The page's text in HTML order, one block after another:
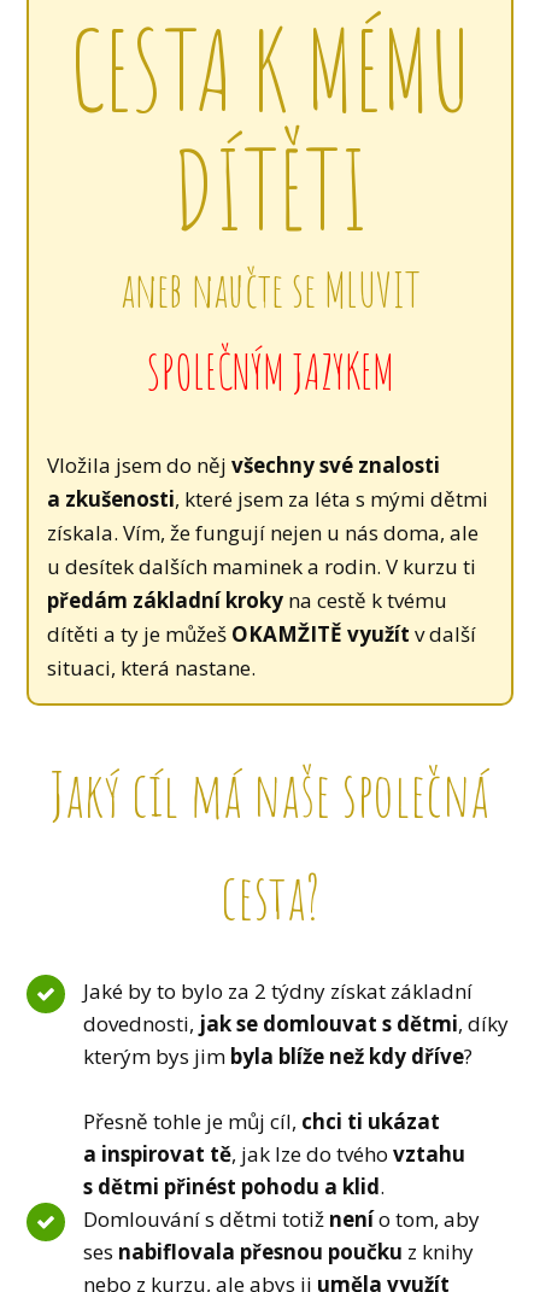
CESTA K MÉMU
DÍTĚTI
aneb naučte se MLUVIT
SPOLEČNÝM JAZYKEM
Vložila jsem do nějvšechny své znalosti
a zkušenosti, které jsem za léta s mými dětmi
získala. Vím, že fungují nejen u nás doma, ale
u desítek dalších maminek a rodin. V kurzu ti
předám základní kroky na cestě k tvému
dítěti a ty je můžeš OKAMŽITĚ využít v další
situaci, která nastane.
Jaký cíl má naše společná
cesta?
Jaké by to bylo za 2 týdny získat základní
dovednosti, jak se domlouvat s dětmi, díky
kterým bys jim byla blíže než kdy dříve?
Přesně tohle je můj cíl, chci ti ukázat
a inspirovat tě, jak lze do tvéhovztahu
s dětmi přinést pohodu a klid.
Domlouvání s dětmi totiž nenío tom, aby
ses nabiflovala přesnou poučku z knihy
nebo z kurzu, ale abys ji uměla využít